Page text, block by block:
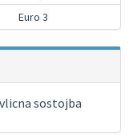
Euro 3
sostojba